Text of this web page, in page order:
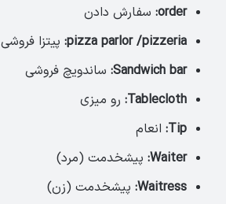
order: سفارش دادن
pizza parlor /pizzeria: پیتزا فروشی
Sandwich bar: ساندویچ فروشی
Tablecloth: رو میزی
Tip: انعام
Waiter: پیشخدمت (مرد)
Waitress: پیشخدمت (زن)